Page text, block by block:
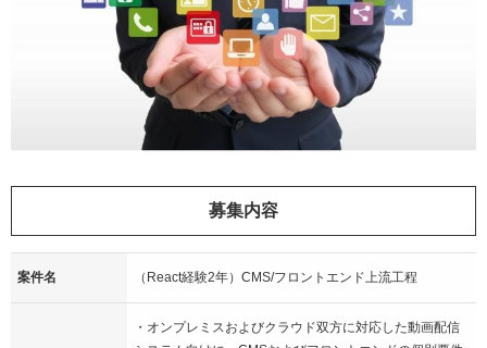
募集内容
案件名 （React経験2年）CMS/フロントエンド上流工程
・オンプレミスおよびクラウド双方に対応した動画配信